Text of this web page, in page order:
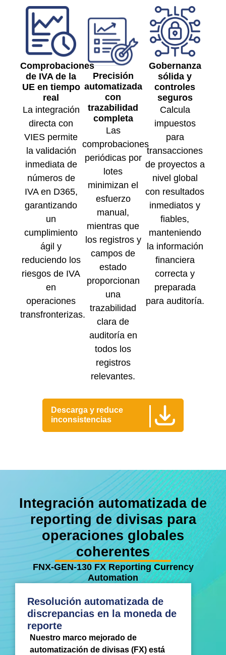
Comprobaciones
de IVA de la
UE en tiempo
real
La integración
directa con
VIES permite
la validación
inmediata de
números de
IVA en D365,
garantizando
un
cumplimiento
ágil y
reduciendo los
riesgos de IVA
en
operaciones
transfronterizas.
Precisión
automatizada
con
trazabilidad
completa
Las
comprobaciones
periódicas por
lotes
minimizan el
esfuerzo
manual,
mientras que
los registros y
campos de
estado
proporcionan
una
trazabilidad
clara de
auditoría en
todos los
registros
relevantes.
Gobernanza
sólida y
controles
seguros
Calcula
impuestos
para
transacciones
de proyectos a
nivel global
con resultados
inmediatos y
fiables,
manteniendo
la información
financiera
correcta y
preparada
para auditoría.
Descarga y reduce
inconsistencias
Integración automatizada de
reporting de divisas para
operaciones globales
coherentes
FNX-GEN-130 FX Reporting Currency
Automation
Resolución automatizada de
discrepancias en la moneda de
reporte
Nuestro marco mejorado de
automatización de divisas (FX) está